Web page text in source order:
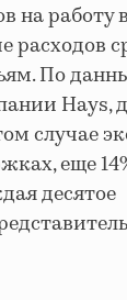
на работу
расходов
По
Hays,
случае
еще
десятое